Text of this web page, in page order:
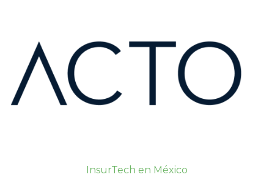
InsurTech en México